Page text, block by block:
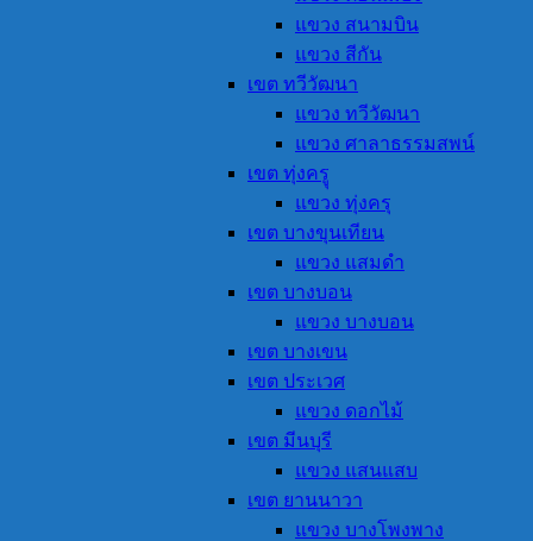
แขวง สนามบิน
แขวง สีกัน
เขต ทวีวัฒนา
แขวง ทวีวัฒนา
แขวง ศาลาธรรมสพน์
เขต ทุ่งครูุ
แขวง ทุ่งครุ
เขต บางขุนเทียน
แขวง แสมดำ
เขต บางบอน
แขวง บางบอน
เขต บางเขน
เขต ประเวศ
แขวง ดอกไม้
เขต มีนบุรี
แขวง แสนแสบ
เขต ยานนาวา
แขวง บางโพงพาง